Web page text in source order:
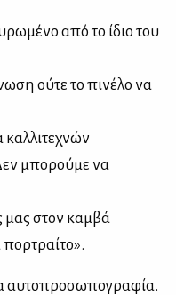
από το ίδιο του
ούτε το πινέλο να
μπορούμε να
μας στον καμβά
αυτοπροσωπογραφία.